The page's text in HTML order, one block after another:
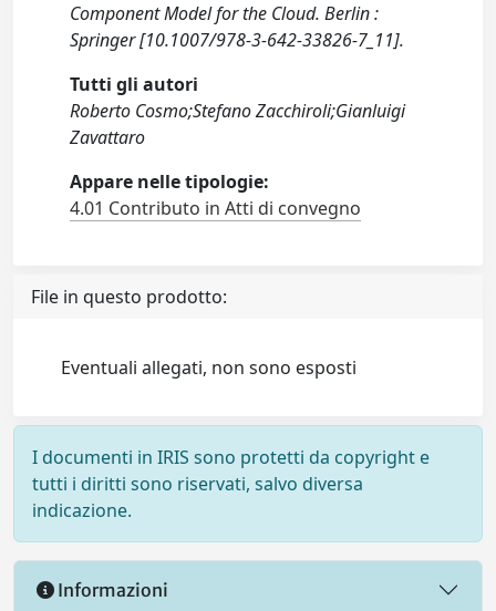
Component Model for the Cloud. Berlin :
Springer [10.1007/978-3-642-33826-7_11].
Tutti gli autori
Roberto Cosmo;Stefano Zacchiroli;Gianluigi
Zavattaro
Appare nelle tipologie:
4.01 Contributo in Atti di convegno
File in questo prodotto:
Eventuali allegati, non sono esposti
I documenti in IRIS sono protetti da copyright e
tutti i diritti sono riservati, salvo diversa
indicazione.
Informazioni